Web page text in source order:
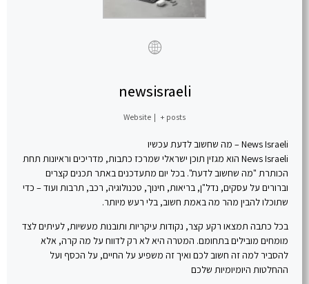
newsisraeli
Website | + posts
News Israeli – מה שחשוב לדעת עכשיו
News Israeli הוא מגזין תוכן ישראלי שמרכז כתבות, מדריכים וראיונות תחת
הכותרת "מה שחשוב לדעת". בכל יום מתעדכנים באתר תכנים קצרים
וברורים על עסקים, נדל"ן, בריאות, חינוך, טכנולוגיה, רכב, תרבות ועוד – כדי
שתוכלו להבין מהר מה באמת חשוב, בלי רעש מיותר.
בכל כתבה תמצאו רקע קצר, נקודות עיקריות ותובנות מעשיות, לעיתים לצד
מומחים מובילים בתחומם. המטרה היא לא רק לדווח על מה קרה, אלא
להסביר למה זה חשוב לכם ואיך זה משפיע על החיים, על הכסף ועל
ההחלטות היומיומיות שלכם